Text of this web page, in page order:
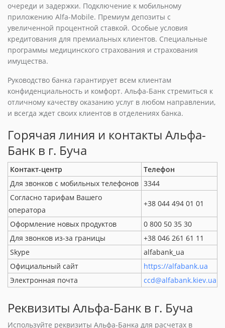
очереди и задержки. Подключение к мобильному
приложению Alfa-Mobile. Премиум депозиты с
увеличенной процентной ставкой. Особые условия
кредитования для премиальных клиентов. Специальные
программы медицинского страхования и страхования
имущества.
Руководство банка гарантирует всем клиентам
конфиденциальность и комфорт. Альфа-Банк стремиться к
отличному качеству оказанию услуг в любом направлении,
и всегда ждет своих клиентов в отделениях банка.
Горячая линия и контакты Альфа-
Банк в г. Буча
Контакт-центр
Телефон
Для звонков с мобильных телефонов 3344
Согласно тарифам Вашего
оператора
+38 044 494 01 01
Оформление новых продуктов
0 800 50 35 30
Для звонков из-за границы
+38 046 261 61 11
Skype
alfabank_ua
Официальный сайт
https://alfabank.ua
Электронная почта
ccd@alfabank.kiev.ua
Реквизиты Альфа-Банк в г. Буча
Используйте реквизиты Альфа-Банка для расчетах в